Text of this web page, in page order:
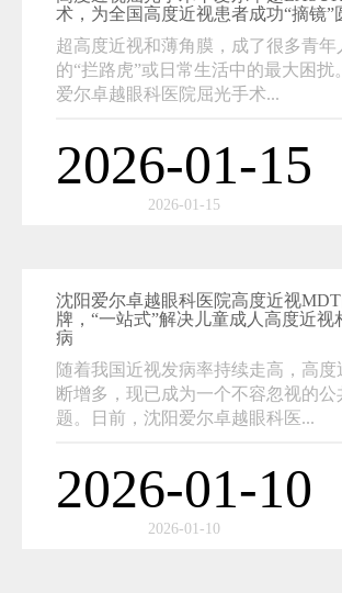
术，为全国高度近视患者成功“摘镜”
超高度近视和薄角膜，成了很多青年
的“拦路虎”或日常生活中的最大困扰
爱尔卓越眼科医院屈光手术...
2026-01-15
2026-01-15
沈阳爱尔卓越眼科医院高度近视
牌，“一站式”解决儿童成人高度近视
病
随着我国近视发病率持续走高，高度
断增多，现已成为一个不容忽视的公
题。日前，沈阳爱尔卓越眼科医...
2026-01-10
2026-01-10